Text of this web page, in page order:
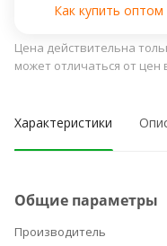
Как купить оптом
Цена действительна
может отличаться от
Характеристики
Общие параметры
Производитель